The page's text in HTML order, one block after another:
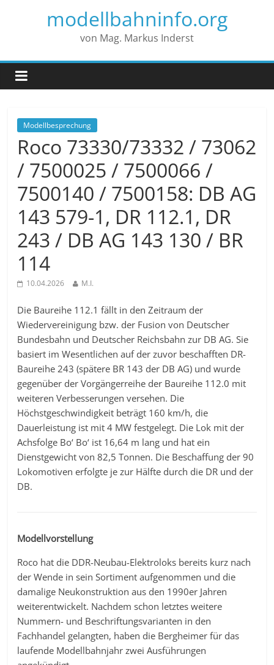
modellbahninfo.org
von Mag. Markus Inderst
Modellbesprechung
Roco 73330/73332 / 73062
/ 7500025 / 7500066 /
7500140 / 7500158: DB AG
143 579-1, DR 112.1, DR
243 / DB AG 143 130 / BR
114
10.04.2026 M.I.
Die Baureihe 112.1 fällt in den Zeitraum der
Wiedervereinigung bzw. der Fusion von Deutscher
Bundesbahn und Deutscher Reichsbahn zur DB AG. Sie
basiert im Wesentlichen auf der zuvor beschafften DR-
Baureihe 243 (spätere BR 143 der DB AG) und wurde
gegenüber der Vorgängerreihe der Baureihe 112.0 mit
weiteren Verbesserungen versehen. Die
Höchstgeschwindigkeit beträgt 160 km/h, die
Dauerleistung ist mit 4 MW festgelegt. Die Lok mit der
Achsfolge Bo‘ Bo‘ ist 16,64 m lang und hat ein
Dienstgewicht von 82,5 Tonnen. Die Beschaffung der 90
Lokomotiven erfolgte je zur Hälfte durch die DR und der
DB.
Modellvorstellung
Roco hat die DDR-Neubau-Elektroloks bereits kurz nach
der Wende in sein Sortiment aufgenommen und die
damalige Neukonstruktion aus den 1990er Jahren
weiterentwickelt. Nachdem schon letztes weitere
Nummern- und Beschriftungsvarianten in den
Fachhandel gelangten, haben die Bergheimer für das
laufende Modellbahnjahr zwei Ausführungen